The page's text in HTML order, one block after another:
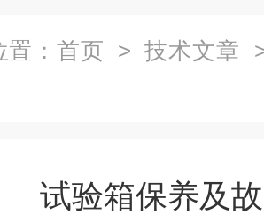
： 首页 > 技术文章
试验箱保养及